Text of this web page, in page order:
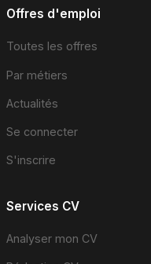
Offres d'emploi
Toutes les offres
Par métiers
Actualités
Se connecter
S'inscrire
Services CV
Analyser mon CV